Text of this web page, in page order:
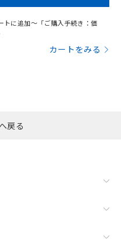
トに追加～「ご購入手続き：価
カートをみる
戻る